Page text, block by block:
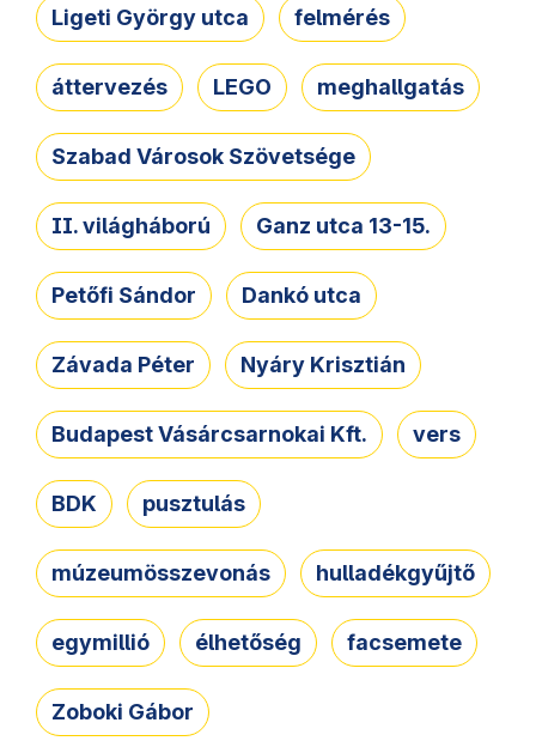
Ligeti György utca felmérés
áttervezés LEGO meghallgatás
Szabad Városok Szövetsége
II. világháború Ganz utca 13-15.
Petőfi Sándor Dankó utca
Závada Péter Nyáry Krisztián
Budapest Vásárcsarnokai Kft. vers
BDK pusztulás
múzeumösszevonás hulladékgyűjtő
egymillió élhetőség facsemete
Zoboki Gábor